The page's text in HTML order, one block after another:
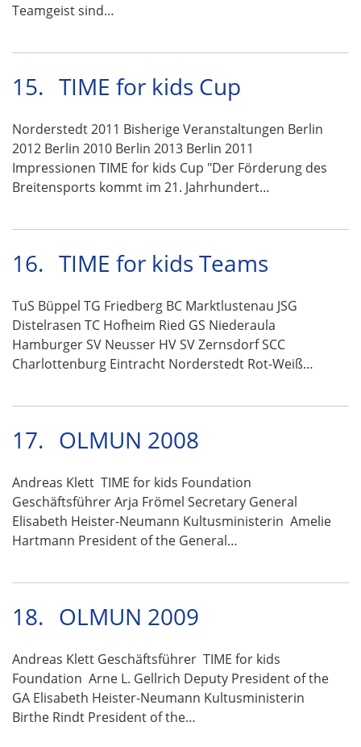
Teamgeist sind…
15. TIME for kids Cup
Norderstedt 2011 Bisherige Veranstaltungen Berlin
2012 Berlin 2010 Berlin 2013 Berlin 2011
Impressionen TIME for kids Cup "Der Förderung des
Breitensports kommt im 21. Jahrhundert…
16. TIME for kids Teams
TuS Büppel TG Friedberg BC Marktlustenau JSG
Distelrasen TC Hofheim Ried GS Niederaula
Hamburger SV Neusser HV SV Zernsdorf SCC
Charlottenburg Eintracht Norderstedt Rot-Weiß…
17. OLMUN 2008
Andreas Klett TIME for kids Foundation
Geschäftsführer Arja Frömel Secretary General
Elisabeth Heister-Neumann Kultusministerin Amelie
Hartmann President of the General…
18. OLMUN 2009
Andreas Klett Geschäftsführer TIME for kids
Foundation Arne L. Gellrich Deputy President of the
GA Elisabeth Heister-Neumann Kultusministerin
Birthe Rindt President of the…